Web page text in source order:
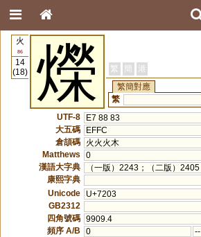
火
86
14
(18)
爃 繁 簡 港
繁簡對應
繁
UTF-8
E7 88 83
大五碼
EFFC
倉頡碼
火火火木
Matthews
0
漢語大字典
（一版）2243；（二版）2405
康熙字典
Unicode
U+7203
GB2312
四角號碼 9909.4
頻序 A/B
0
--